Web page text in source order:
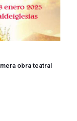
obra teatral